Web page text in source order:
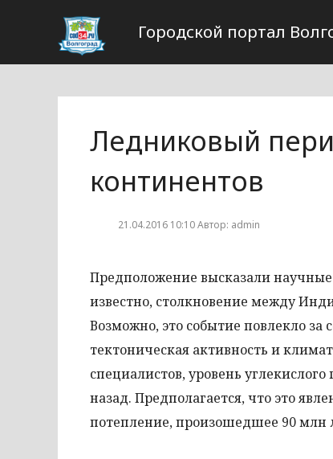
Городской портал
Ледниковый
континентов
21.04.2016 10:10 Автор: admin
Предположение высказали научные
известно, столкновение между
Возможно, это событие повлекло
тектоническая активность и
специалистов, уровень
назад. Предполагается, что это
потепление, произошедшее 90 млн